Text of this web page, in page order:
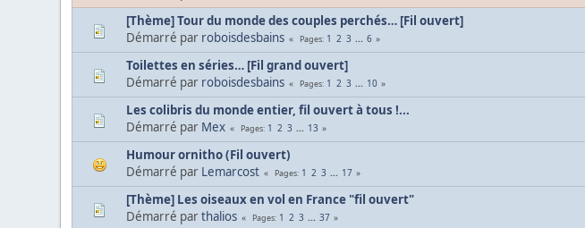
[Thème] Tour du monde des couples perchés… [Fil ouvert]
Démarré par roboisdesbains Pages 1 2 3 ... 6
Toilettes en séries… [Fil grand ouvert]
Démarré par roboisdesbains Pages 1 2 3 ... 10
Les colibris du monde entier, fil ouvert à tous !...
Démarré par Mex Pages 1 2 3 ... 13
Humour ornitho (Fil ouvert)
Démarré par Lemarcost Pages 1 2 3 ... 17
[Thème] Les oiseaux en vol en France "fil ouvert"
Démarré parthalios Pages 1 2 3 ... 37